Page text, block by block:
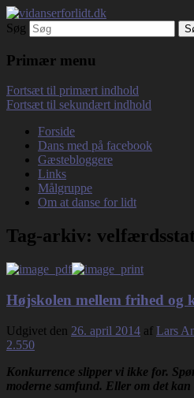
Debatterende tekster
Søg
Primær menu
Fortsæt til primært indhold
Fortsæt til sekundært indhold
Forside
Dans med på facebook
Gæstebloggere
Links
Målgruppe
Om at danse for lidt
Tag-arkiv: velfærdsstat
Højskolen mellem frihed og
Udgivet den 26. april 2014 af Lars
2.550
Konkurrence slipper vi ikke for.
moderne samfund. Eller om det kan